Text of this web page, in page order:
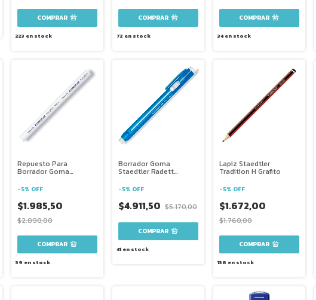
223 en stock 72 en stock 34en stock
Repuesto Para
Borrador Goma
Portagoma
-5% OFF
$1.985,50
$2.090,00
39 en stock
Borrador Goma
Staedtler Radett
-5% OFF
$4.911,50 $5.170,00
41en stock
Lapiz Staedtler
Tradition H Grafito
-5% OFF
$1.672,00
$1.760,00
138 en stock